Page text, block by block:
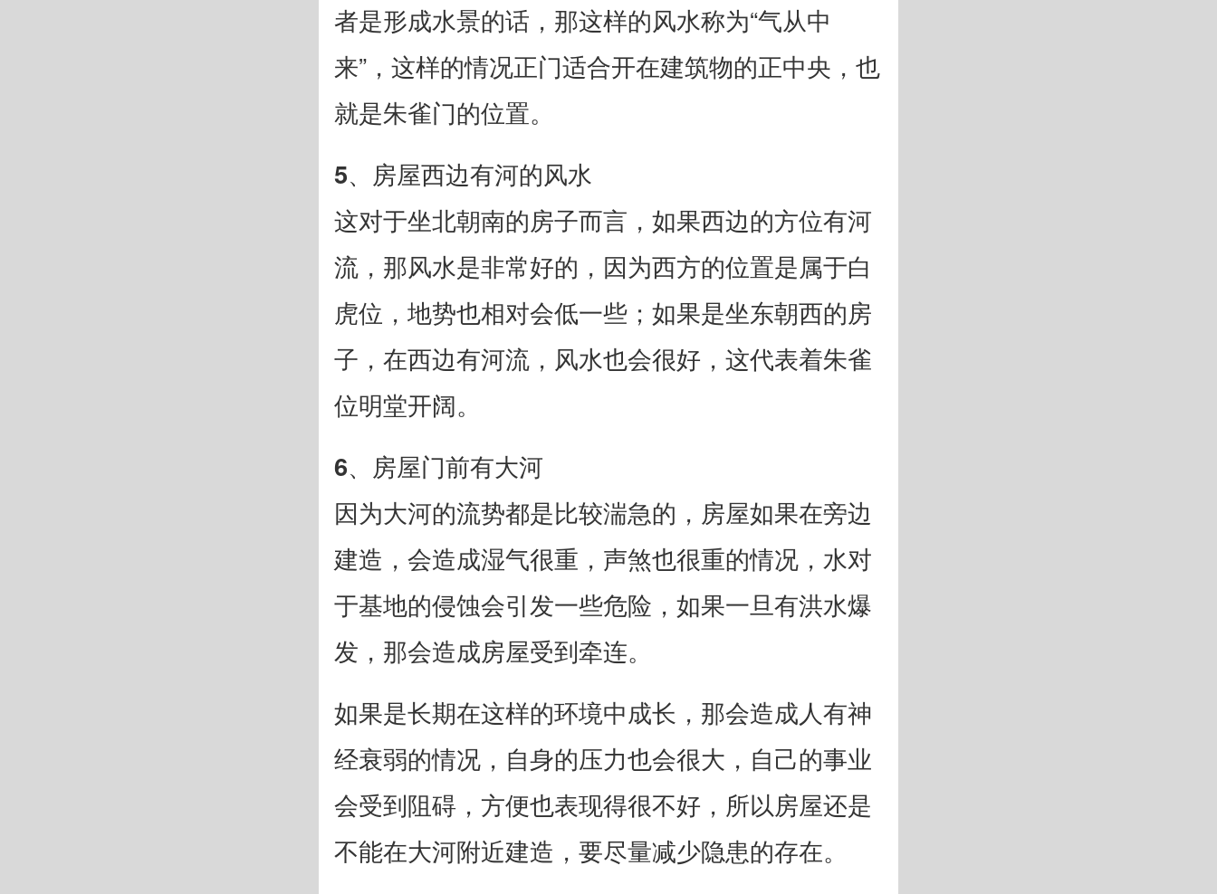
者是形成水景的话，那这样的风水称为“气从中
来”，这样的情况正门适合开在建筑物的正中央，也
就是朱雀门的位置。
5、房屋西边有河的风水
这对于坐北朝南的房子而言，如果西边的方位有河
流，那风水是非常好的，因为西方的位置是属于白
虎位，地势也相对会低一些；如果是坐东朝西的房
子，在西边有河流，风水也会很好，这代表着朱雀
位明堂开阔。
6、房屋门前有大河
因为大河的流势都是比较湍急的，房屋如果在旁边
建造，会造成湿气很重，声煞也很重的情况，水对
于基地的侵蚀会引发一些危险，如果一旦有洪水爆
发，那会造成房屋受到牵连。
如果是长期在这样的环境中成长，那会造成人有神
经衰弱的情况，自身的压力也会很大，自己的事业
会受到阻碍，方便也表现得很不好，所以房屋还是
不能在大河附近建造，要尽量减少隐患的存在。